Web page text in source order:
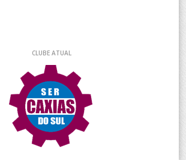
CLUBE ATUAL